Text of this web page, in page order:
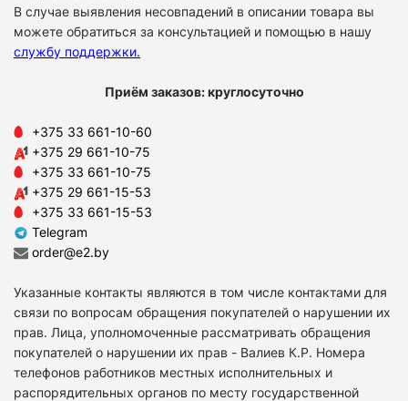
В случае выявления несовпадений в описании товара вы
можете обратиться за консультацией и помощью в нашу
службу поддержки.
Приём заказов: круглосуточно
+375 33 661-10-60
+375 29 661-10-75
+375 33 661-10-75
+375 29 661-15-53
+375 33 661-15-53
Telegram
order@e2.by
Указанные контакты являются в том числе контактами для
связи по вопросам обращения покупателей о нарушении их
прав. Лица, уполномоченные рассматривать обращения
покупателей о нарушении их прав - Валиев К.Р. Номера
телефонов работников местных исполнительных и
распорядительных органов по месту государственной